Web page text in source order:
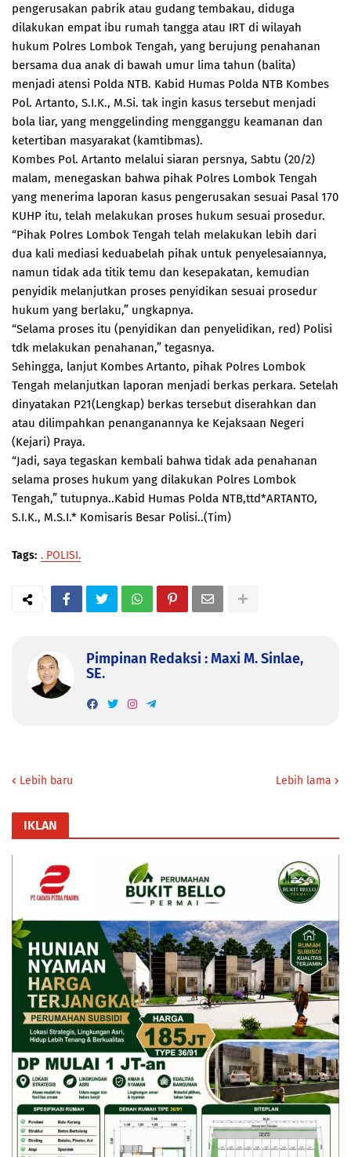
pengerusakan pabrik atau gudang tembakau, diduga
dilakukan empat ibu rumah tangga atau IRT di wilayah
hukum Polres Lombok Tengah, yang berujung penahanan
bersama dua anak di bawah umur lima tahun (balita)
menjadi atensi Polda NTB. Kabid Humas Polda NTB Kombes
Pol. Artanto, S.I.K., M.Si. tak ingin kasus tersebut menjadi
bola liar, yang menggelinding mengganggu keamanan dan
ketertiban masyarakat (kamtibmas).
Kombes Pol. Artanto melalui siaran persnya, Sabtu (20/2)
malam, menegaskan bahwa pihak Polres Lombok Tengah
yang menerima laporan kasus pengerusakan sesuai Pasal 170
KUHP itu, telah melakukan proses hukum sesuai prosedur.
“Pihak Polres Lombok Tengah telah melakukan lebih dari
dua kali mediasi keduabelah pihak untuk penyelesaiannya,
namun tidak ada titik temu dan kesepakatan, kemudian
penyidik melanjutkan proses penyidikan sesuai prosedur
hukum yang berlaku,” ungkapnya.
“Selama proses itu (penyidikan dan penyelidikan, red) Polisi
tdk melakukan penahanan,” tegasnya.
Sehingga, lanjut Kombes Artanto, pihak Polres Lombok
Tengah melanjutkan laporan menjadi berkas perkara. Setelah
dinyatakan P21(Lengkap) berkas tersebut diserahkan dan
atau dilimpahkan penanganannya ke Kejaksaan Negeri
(Kejari) Praya.
“Jadi, saya tegaskan kembali bahwa tidak ada penahanan
selama proses hukum yang dilakukan Polres Lombok
Tengah,” tutupnya..Kabid Humas Polda NTB,ttd*ARTANTO,
S.I.K., M.S.I.* Komisaris Besar Polisi..(Tim)
Tags: . POLISI.
Pimpinan Redaksi : Maxi M. Sinlae,
SE.
Lebih baru Lebih lama
IKLAN